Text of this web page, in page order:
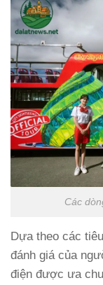
Các
Dựa theo các
đánh giá của
điện được ưa